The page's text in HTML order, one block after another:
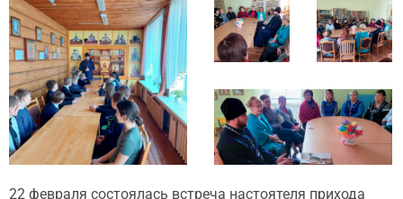
22 февраля состоялась встреча настоятеля прихода